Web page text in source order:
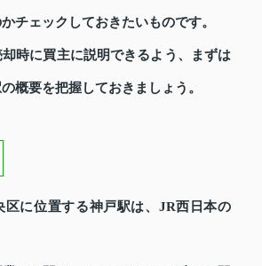
チェックしておきたいものです。
時に買主に説明できるよう、まずは
概要を把握しておきましょう。
区に位置する神戸駅は、JR西日本の